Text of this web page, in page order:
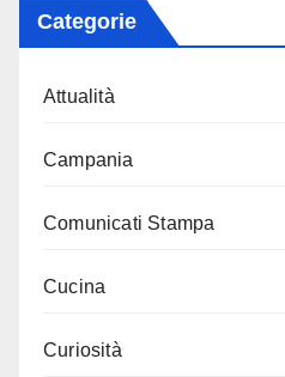
Categorie
Attualità
Campania
Comunicati Stampa
Cucina
Curiosità